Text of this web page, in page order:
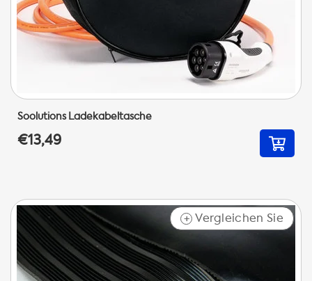
Soolutions Ladekabeltasche
€13,49
+ Vergleichen Sie